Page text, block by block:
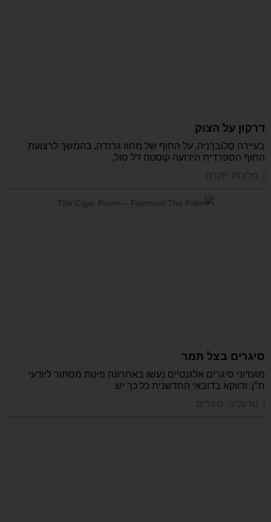
דרקון על הצוק
בעיירה סַלוֹבּרֶניה, על החוף של מחוז גרנדה, בהמשך לרצועת
החוף הספרדית הידועה קוסטה דל סול,
| מלונות יוקרה
סיגרים בצל תמר
מועדוני סיגרים אלגנטיים נעשו באחרונה פינות מסתור ליודעי
ח"ן. ודווקא בדובאי החדשנית כל כך יש
| טרקליני סיגרים